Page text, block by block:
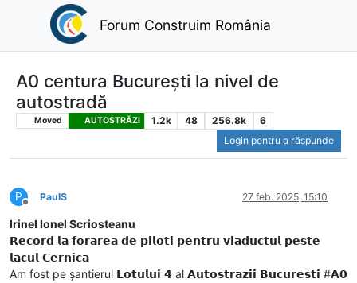
Forum Construim România
A0 centura București la nivel de
autostradă
Moved AUTOSTRĂZI 1.2k 48 256.8k
6
Login pentru a răspunde
P
Deconectat
PaulS 27 feb. 2025, 15:10
Irinel Ionel Scriosteanu
𝗥𝗲𝗰𝗼𝗿𝗱 𝗹𝗮 𝗳𝗼𝗿𝗮𝗿𝗲𝗮 𝗱𝗲 𝗽𝗶𝗹𝗼𝘁𝗶 𝗽𝗲𝗻𝘁𝗿𝘂 𝘃𝗶𝗮𝗱𝘂𝗰𝘁𝘂𝗹 𝗽𝗲𝘀𝘁𝗲
𝗹𝗮𝗰𝘂𝗹 𝗖𝗲𝗿𝗻𝗶𝗰𝗮
Am fost pe șantierul 𝗟𝗼𝘁𝘂𝗹𝘂𝗶 𝟰 al 𝗔𝘂𝘁𝗼𝘀𝘁𝗿𝗮𝘇𝗶𝗶 𝗕𝘂𝗰𝘂𝗿𝗲𝘀𝘁𝗶 #𝗔𝟬